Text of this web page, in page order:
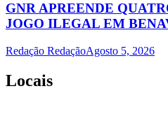
GNR APREENDE
JOGO ILEGAL EM
Redação RedaçãoAgosto 5, 2026
Locais